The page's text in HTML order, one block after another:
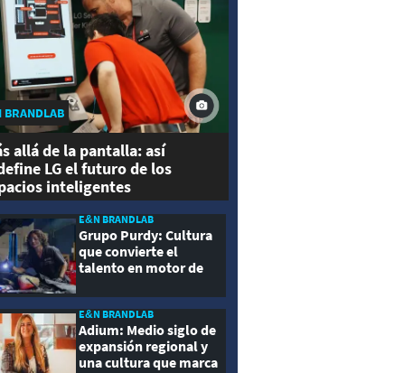
BRANDLAB
allá de la pantalla: así
LG el futuro de los
inteligentes
E&N BRANDLAB
Grupo Purdy: Cultura
que convierte el
talento en motor de
E&N BRANDLAB
Adium: Medio siglo de
expansión regional y
una cultura que marca